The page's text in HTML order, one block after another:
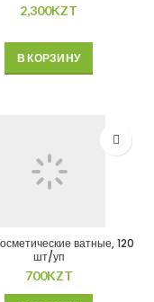
2,300KZT
В КОРЗИНУ
ватные, 120
шт/уп
700KZT